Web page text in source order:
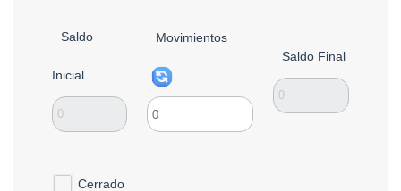
Saldo
Inicial
Movimientos
Saldo Final
Cerrado